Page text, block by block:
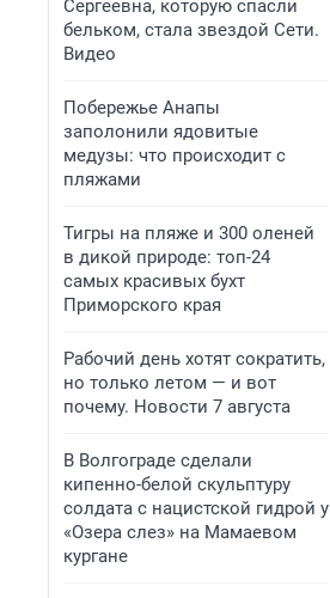
Сергеевна, которую спасли
бельком, стала звездой Сети.
Видео
Побережье Анапы
заполонили ядовитые
медузы: что происходит с
пляжами
Тигры на пляже и 300 оленей
в дикой природе: топ-24
самых красивых бухт
Приморского края
Рабочий день хотят сократить,
но только летом — и вот
почему. Новости 7 августа
В Волгограде сделали
кипенно-белой скульптуру
солдата с нацистской гидрой у
«Озера слез» на Мамаевом
кургане